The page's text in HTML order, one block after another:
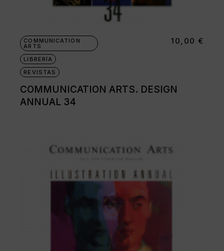
COMMUNICATION
ARTS
LIBRERÍA
REVISTAS
COMMUNICATION ARTS. DESIGN
ANNUAL 34
10,00 €